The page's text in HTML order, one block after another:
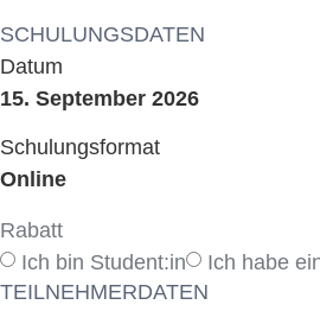
SCHULUNGSDATEN
Datum
15. September 2026
Schulungsformat
Online
Rabatt
Ich bin Student:in
Ich habe
TEILNEHMERDATEN